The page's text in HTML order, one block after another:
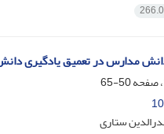
مدارس در تعمیق یادگیری
50-65
ستاری